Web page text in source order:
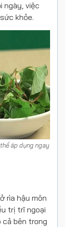
ngày, việc
khỏe.
áp dụng ngay
rìa hậu môn
trị trĩ ngoại
cả bên trong